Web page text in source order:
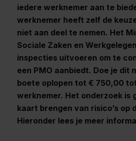
iedere werknemer aan te
werknemer heeft zelf de
niet aan deel te nemen. Het
Sociale Zaken en
inspecties uitvoeren om te
een PMO aanbiedt. Doe je dit
boete oplopen tot € 750,00
werknemer. Het onderzoek is
kaart brengen van risico’s op
Hieronder lees je meer